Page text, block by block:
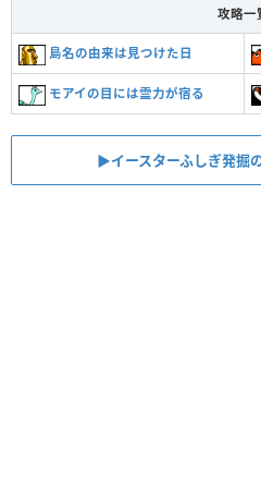
攻略一
島名の由来は見つけた日
モアイの目には霊力が宿る
▶︎イースターふしぎ発掘